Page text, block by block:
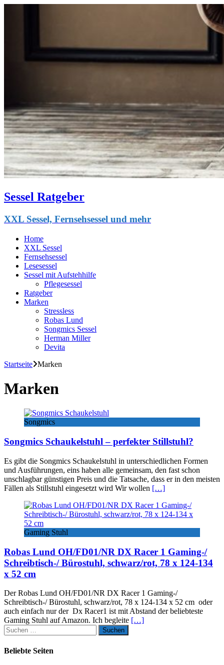
Sessel Ratgeber
XXL Sessel, Fernsehsessel und mehr
Home
XXL Sessel
Fernsehsessel
Lesesessel
Sessel mit Aufstehhilfe
Pflegesessel
Ratgeber
Marken
Stressless
Robas Lund
Songmics Sessel
Herman Miller
Devita
Startseite Marken
Marken
Songmics
Songmics Schaukelstuhl – perfekter Stillstuhl?
Es gibt die Songmics Schaukelstuhl in unterschiedlichen Formen
und Ausführungen, eins haben alle gemeinsam, den fast schon
unschlagbar günstigen Preis und die Tatsache, dass er in den meisten
Fällen als Stillstuhl eingesetzt wird Wir wollen […]
Gaming Stuhl
Robas Lund OH/FD01/NR DX Racer 1 Gaming-/
Schreibtisch-/ Bürostuhl, schwarz/rot, 78 x 124-134
x 52 cm
Der Robas Lund OH/FD01/NR DX Racer 1 Gaming-/
Schreibtisch-/ Bürostuhl, schwarz/rot, 78 x 124-134 x 52 cm oder
auch einfach nur der Dx Racer1 ist mit Abstand der beliebteste
Gaming Stuhl auf Amazon. Ich begleite […]
Suchen
nach:
Beliebte Seiten